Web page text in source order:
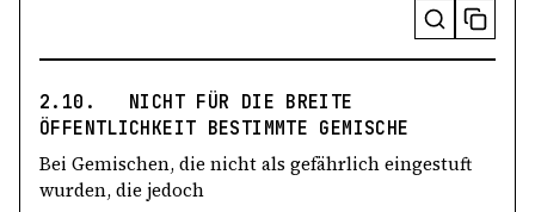
2.10. NICHT FÜR DIE BREITE
ÖFFENTLICHKEIT BESTIMMTE GEMISCHE
Bei Gemischen, die nicht als gefährlich eingestuft
wurden, die jedoch